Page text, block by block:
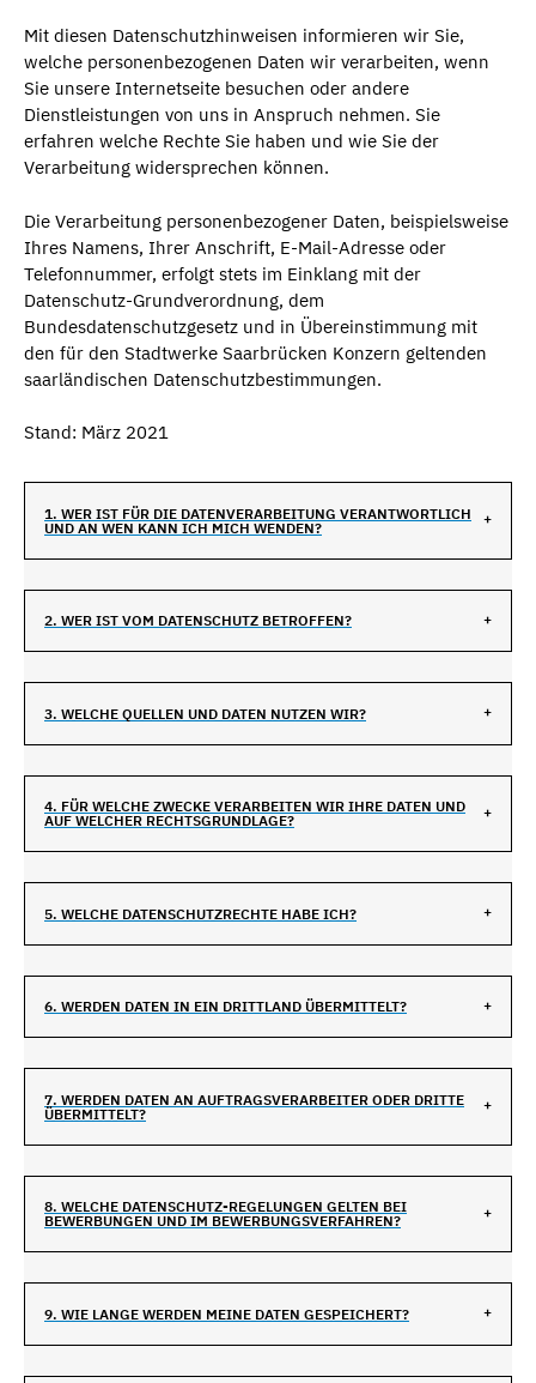
Mit diesen Datenschutzhinweisen informieren wir Sie,
welche personenbezogenen Daten wir verarbeiten, wenn
Sie unsere Internetseite besuchen oder andere
Dienstleistungen von uns in Anspruch nehmen. Sie
erfahren welche Rechte Sie haben und wie Sie der
Verarbeitung widersprechen können.
Die Verarbeitung personenbezogener Daten, beispielsweise
Ihres Namens, Ihrer Anschrift, E-Mail-Adresse oder
Telefonnummer, erfolgt stets im Einklang mit der
Datenschutz-Grundverordnung, dem
Bundesdatenschutzgesetz und in Übereinstimmung mit
den für den Stadtwerke Saarbrücken Konzern geltenden
saarländischen Datenschutzbestimmungen.
Stand: März 2021
1. WER IST FÜR DIE DATENVERARBEITUNG VERANTWORTLICH
UND AN WEN KANN ICH MICH WENDEN?
2. WER IST VOM DATENSCHUTZ BETROFFEN?
3. WELCHE QUELLEN UND DATEN NUTZEN WIR?
4. FÜR WELCHE ZWECKE VERARBEITEN WIR IHRE DATEN UND
AUF WELCHER RECHTSGRUNDLAGE?
5. WELCHE DATENSCHUTZRECHTE HABE ICH?
6. WERDEN DATEN IN EIN DRITTLAND ÜBERMITTELT?
7. WERDEN DATEN AN AUFTRAGSVERARBEITER ODER DRITTE
ÜBERMITTELT?
8. WELCHE DATENSCHUTZ-REGELUNGEN GELTEN BEI
BEWERBUNGEN UND IM BEWERBUNGSVERFAHREN?
9. WIE LANGE WERDEN MEINE DATEN GESPEICHERT?